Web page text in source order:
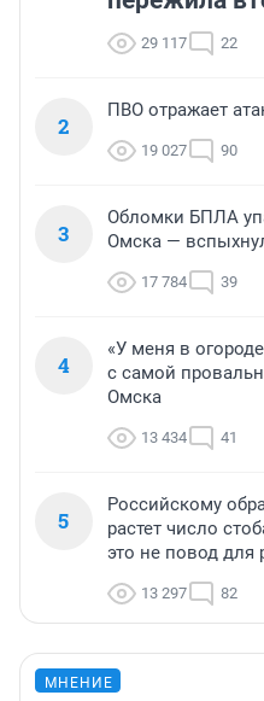
29 117 22
2
ПВО отражает
19 027 90
3
Обломки БПЛА
Омска —
17 784 39
4
«У меня в
с самой
Омска
13 434 41
5
Российскому
растет число
это не повод для
13 297 82
МНЕНИЕ